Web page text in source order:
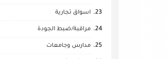
اسواق تجارية
مراقبة/ضبط الجودة
مدارس وجامعات